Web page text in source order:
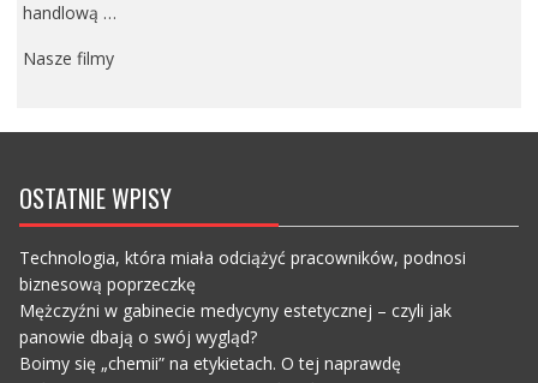
handlową …
Nasze filmy
OSTATNIE WPISY
Technologia, która miała odciążyć pracowników, podnosi
biznesową poprzeczkę
Mężczyźni w gabinecie medycyny estetycznej – czyli jak
panowie dbają o swój wygląd?
Boimy się „chemii” na etykietach. O tej naprawdę